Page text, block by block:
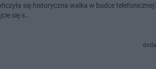
się historyczna walka w budce
się s…